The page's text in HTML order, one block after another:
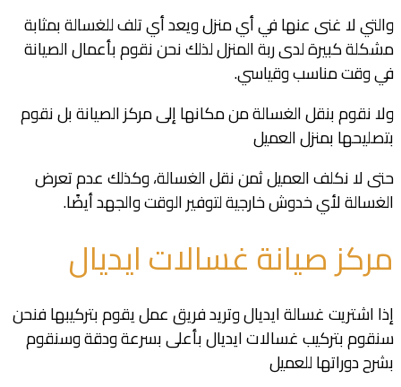
والتي لا غنى عنها في أي منزل ويعد أي تلف للغسالة بمثابة
مشكلة كبيرة لدى ربة المنزل لذلك نحن نقوم بأعمال الصيانة
في وقت مناسب وقياسي.
ولا نقوم بنقل الغسالة من مكانها إلى مركز الصيانة بل نقوم
بتصليحها بمنزل العميل
حتى لا نكلف العميل ثمن نقل الغسالة، وكذلك عدم تعرض
الغسالة لأي خدوش خارجية لتوفير الوقت والجهد أيضًا.
مركز صيانة غسالات ايديال
إذا اشتريت غسالة ايديال وتريد فريق عمل يقوم بتركيبها فنحن
سنقوم بتركيب غسالات ايديال بأعلى بسرعة ودقة وسنقوم
بشرح دوراتها للعميل